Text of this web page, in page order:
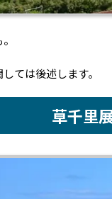
ては後述します。
草千里